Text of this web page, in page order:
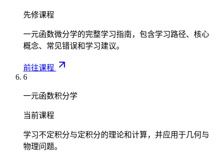
先修课程
一元函数微分学的完整学习指南，包含学习路径、核心
概念、常见错误和学习建议。
前往课程
6
一元函数积分学
当前课程
学习不定积分与定积分的理论和计算，并应用于几何与
物理问题。